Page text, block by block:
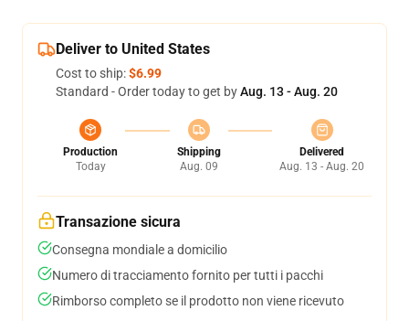
Deliver to United States
Cost to ship:$6.99
Standard - Order today to get byAug. 13 - Aug. 20
Production
Today
Shipping
Aug. 09
Delivered
Aug. 13 - Aug. 20
Transazione sicura
Consegna mondiale a domicilio
Numero di tracciamento fornito per tutti i pacchi
Rimborso completo se il prodotto non viene ricevuto